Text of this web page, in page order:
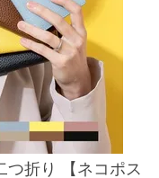
つ折り 【ネコポス